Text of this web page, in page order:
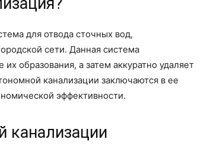
для отвода сточных вод,
сети. Данная система
образования, а затем аккуратно удаляет
канализации заключаются в ее
эффективности.
канализации